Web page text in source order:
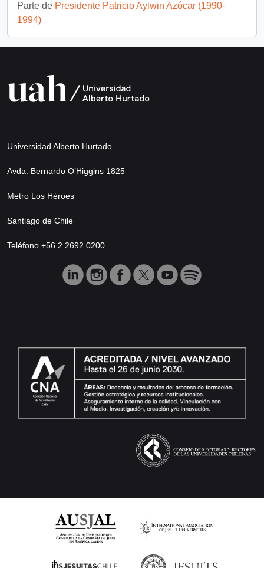
Parte de Presidente Patricio Aylwin Azócar (1990-
1994)
Universidad Alberto Hurtado
Avda. Bernardo O’Higgins 1825
Metro Los Héroes
Santiago de Chile
Teléfono +56 2 2692 0200